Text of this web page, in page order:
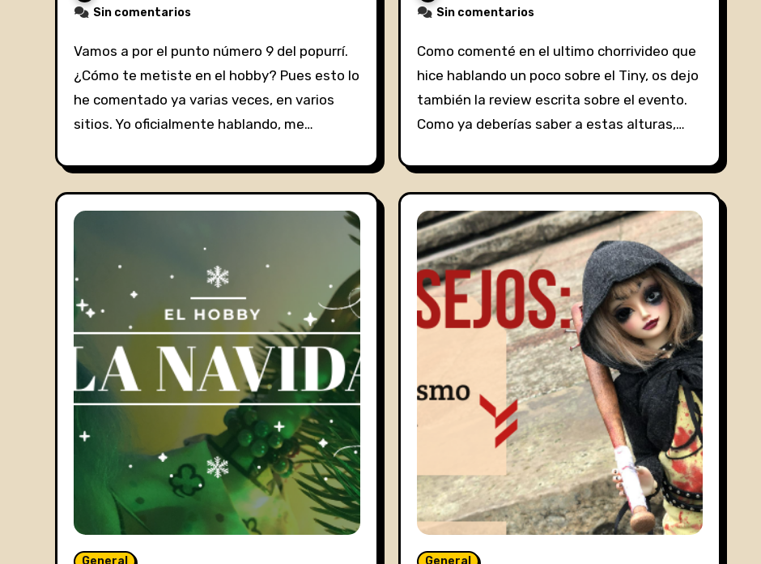
Sin comentarios
Vamos a por el punto número 9 del popurrí.
¿Cómo te metiste en el hobby? Pues esto lo
he comentado ya varias veces, en varios
sitios. Yo oficialmente hablando, me…
Sin comentarios
Como comenté en el ultimo chorrivideo que
hice hablando un poco sobre el Tiny, os dejo
también la review escrita sobre el evento.
Como ya deberías saber a estas alturas,…
General General